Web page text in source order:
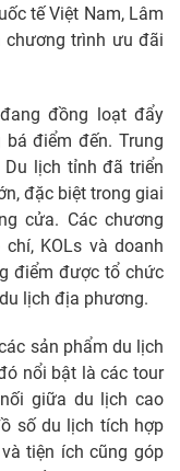
tế Việt Nam, Lâm
trình ưu đãi
đồng loạt đẩy
điểm đến. Trung
lịch tỉnh đã triển
đặc biệt trong giai
cửa. Các chương
KOLs và doanh
điểm được tổ chức
lịch địa phương.
sản phẩm du lịch
nổi bật là các tour
giữa du lịch cao
số du lịch tích hợp
tiện ích cũng góp